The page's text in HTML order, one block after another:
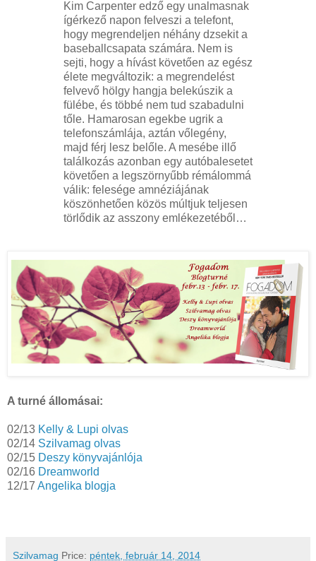
Kim Carpenter edző egy unalmasnak
ígérkező napon felveszi a telefont,
hogy megrendeljen néhány dzsekit a
baseballcsapata számára. Nem is
sejti, hogy a hívást követően az egész
élete megváltozik: a megrendelést
felvevő hölgy hangja belekúszik a
fülébe, és többé nem tud szabadulni
tőle. Hamarosan egekbe ugrik a
telefonszámlája, aztán vőlegény,
majd férj lesz belőle. A mesébe illő
találkozás azonban egy autóbalesetet
követően a legszörnyűbb rémálommá
válik: felesége amnéziájának
köszönhetően közös múltjuk teljesen
törlődik az asszony emlékezetéből…
A turné állomásai:
02/13 Kelly & Lupi olvas
02/14 Szilvamag olvas
02/15 Deszy könyvajánlója
02/16 Dreamworld
12/17 Angelika blogja
Szilvamag Price: péntek, február 14, 2014